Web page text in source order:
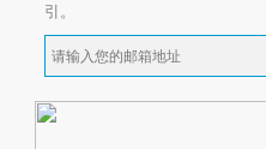
引。